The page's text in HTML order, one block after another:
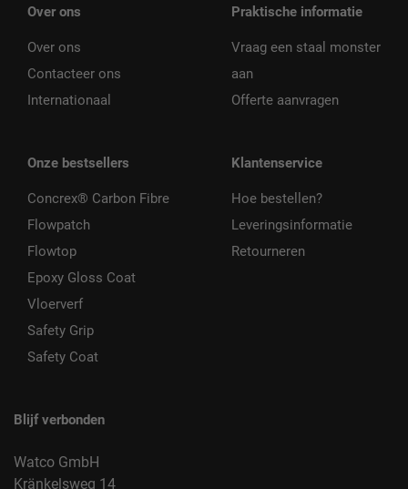
Over ons
Over ons
Contacteer ons
Internationaal
Onze bestsellers
Concrex® Carbon Fibre
Flowpatch
Flowtop
Epoxy Gloss Coat
Vloerverf
Safety Grip
Safety Coat
Praktische informatie
Vraag een staal monster
aan
Offerte aanvragen
Klantenservice
Hoe bestellen?
Leveringsinformatie
Retourneren
Blijf verbonden
Watco GmbH
Kränkelsweg 14